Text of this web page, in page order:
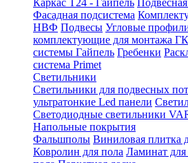
Каркас Т24 - Гайпель
Фасадная подсистема
НВФ Подвесы Угловые
комплектующие для монтажа
системы Гайпель Гребенки
система Primet
Светильники
Светильники для подвесных
ультратонкие Led панели
Светодиодные светильники
Напольные покрытия
Фальшполы Виниловая плитка
Ковролин для пола Ламинат для